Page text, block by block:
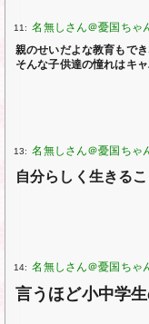
11:
親のせいだよな教育もで
そんな子供達の憧れはキ
13:
自分らしく生きる
14:
言うほど小中学